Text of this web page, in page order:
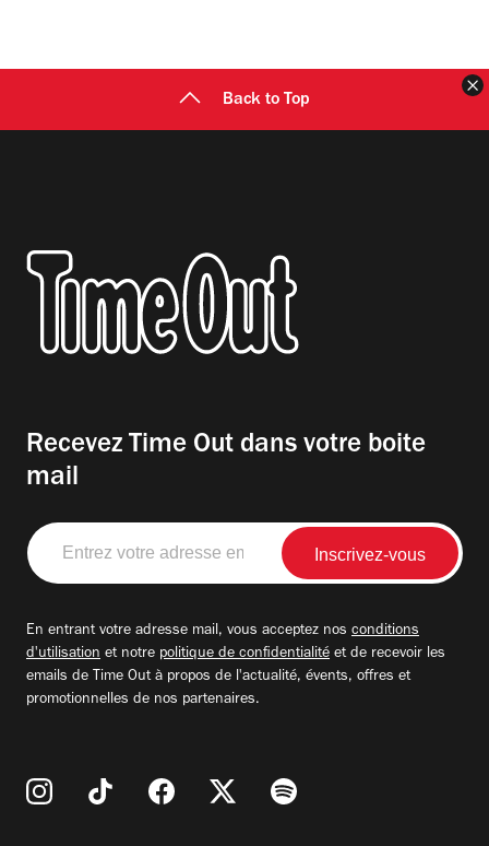
Back to Top
Recevez Time Out dans votre boite
mail
Entrez
votre
adresse
En entrant votre adresse mail, vous acceptez nos conditions
d'utilisation et notre politique de confidentialité et de recevoir les
emails de Time Out à propos de l'actualité, évents, offres et
promotionnelles de nos partenaires.